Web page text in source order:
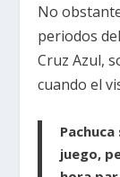
No
periodos
Cruz Azul,
cuando el
juego,